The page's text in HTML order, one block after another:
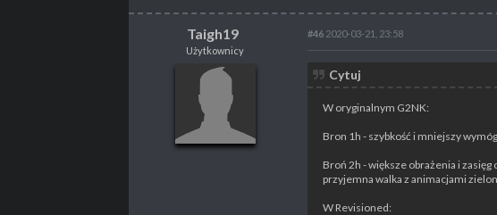
Taigh19
Użytkownicy
#46 2020-03-21, 23:58
Cytuj
W oryginalnym G2NK:
Bron 1h - szybkość i mniejszy
Broń 2h - większe obrażenia i
przyjemna walka z animacjami
W Revisioned: